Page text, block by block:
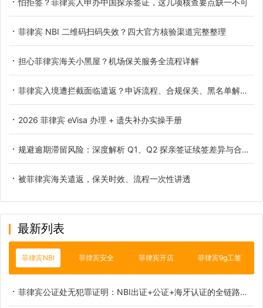
菲律宾 NBI 二维码扫码失效？四大官方核验渠道完整整理
担心菲律宾海关小黑屋？机场保关服务全流程详解
菲律宾入境遭拦截面临遣返？申诉流程、合规保关、黑名单解除权威详解
2026 菲律宾 eVisa 办理 + 遗失补办实操手册
规避逾期滞留风险：深度解析 Q1、Q2 探亲签证续签差异与合规办理流程
被菲律宾海关遣返，保关时效、流程一次性讲透
最新列表
菲律宾NBI 菲律宾安全 菲律宾开店 菲律宾9g工签
菲律宾公证处无犯罪证明：NBI出证+公证+海牙认证的全链路拆解